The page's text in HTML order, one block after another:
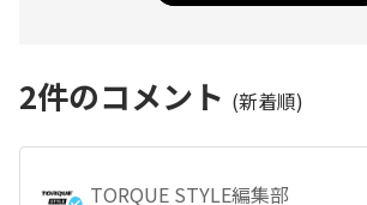
2件のコメント (新着順)
TORQUE STYLE編集部